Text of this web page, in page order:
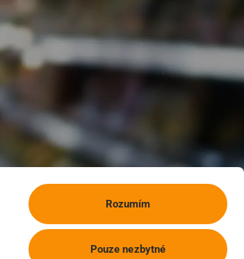
Rozumím
Pouze nezbytné